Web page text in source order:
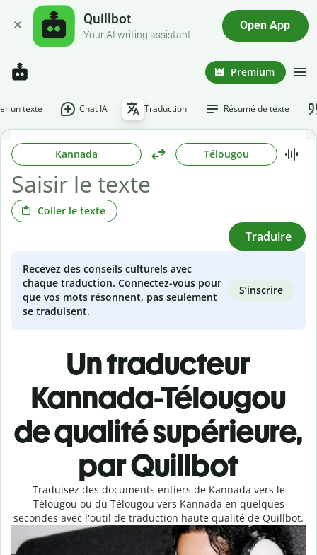
Quillbot
Your AI writing assistant
Open App
Premium
un texte Chat IA Traduction Résumé de texte
Kannada Télougou
Coller le texte
Traduire
Recevez des conseils culturels avec
chaque traduction. Connectez-vous pour
que vos mots résonnent, pas seulement
se traduisent.
S’inscrire
Un traducteur
Kannada-Télougou
de qualité supérieure,
par Quillbot
Traduisez des documents entiers de Kannada vers le
Télougou ou du Télougou vers Kannada en quelques
secondes avec l'outil de traduction haute qualité de Quillbot.